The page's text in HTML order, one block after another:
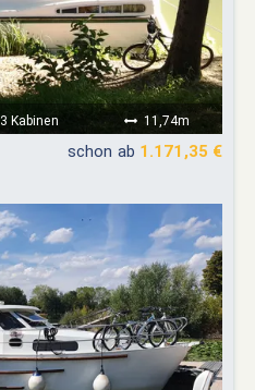
3 Kabinen 11,74m
schon ab 1.171,35 €